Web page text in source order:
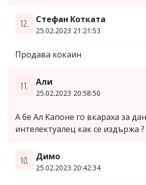
12. Стефан Котката
25.02.2023 21:21:53
Продава кокаин
11. Али
25.02.2023 20:58:50
А бе Ал Капоне го вкараха за
интелектуалец как се издържа ?
10. Димо
25.02.2023 20:42:34